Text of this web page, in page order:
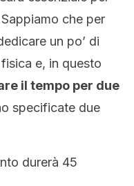
che per
un po’ di
e, in questo
il tempo per due
specificate due
durerà 45